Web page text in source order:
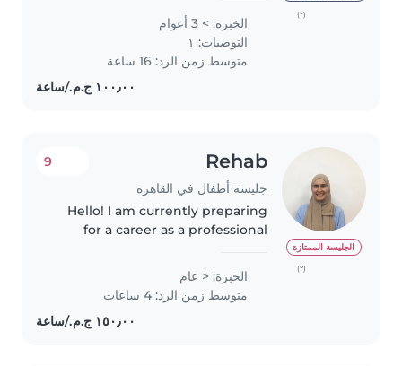
(٢)
7 years. I'm very good at
childcare. I can speak English. I
can work 8 to 10 hours a day. It's..
الخبرة: > 3 أعوام
التوصيات: ١
متوسط زمن الرد: 16 ساعة
الجليسة الممتازة
(٢)
Rehab
جليسة أطفال في القاهرة
9
Hello! I am currently preparing
for a career as a professional
babysitting opportunities for
children aged 2 to 13 years. I hold
certifications in Speech
الخبرة: < عام
متوسط زمن الرد: 4 ساعات